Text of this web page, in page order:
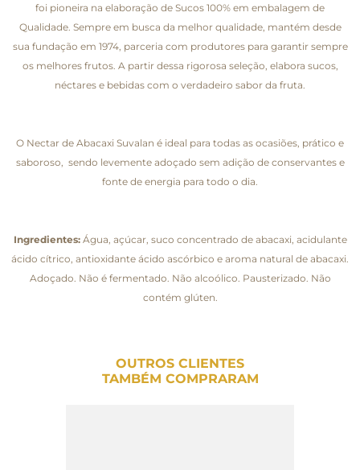
foi pioneira na elaboração de Sucos 100% em embalagem de
Qualidade. Sempre em busca da melhor qualidade, mantém desde
sua fundação em 1974, parceria com produtores para garantir sempre
os melhores frutos. A partir dessa rigorosa seleção, elabora sucos,
néctares e bebidas com o verdadeiro sabor da fruta.
O Nectar de Abacaxi Suvalan é ideal para todas as ocasiões, prático e
saboroso, sendo levemente adoçado sem adição de conservantes e
fonte de energia para todo o dia.
Ingredientes:Água, açúcar, suco concentrado de abacaxi, acidulante
ácido cítrico, antioxidante ácido ascórbico e aroma natural de abacaxi.
Adoçado. Não é fermentado. Não alcoólico. Pausterizado. Não
contém glúten.
OUTROS CLIENTES
TAMBÉM COMPRARAM